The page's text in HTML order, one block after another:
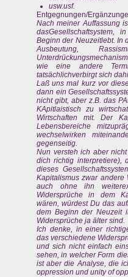
usw.usf.
Entgegnungen/
Nach meiner Auffassung
dasGesellschaftsystem,
Beginn der Neuzeitlebt. In
Ausbeutung,
wie eine andere
tatsächlichverbirgt sich
Laß uns mal kurz vor
dann ein
nicht gibt, aber z.B. das
KApitlaistisch zu
Wirtschaften mit. Der
Lebensbereiche
wechselwirken
gegenseitig.
Nun versteh ich aber
dich richtig interpretiere),
dieses
Kapitalismus zwar andere
auch ohne ihn
Widersprüche in dem
wären, würdest Du das
dem Beginn der Neuzeit
Widersprüche ja älter sind.
Ich denke, in einer
das verschiedene
und sich nicht einfach
sehen, in welcher Form
ist aber die Analyse, die
oppression und unity of